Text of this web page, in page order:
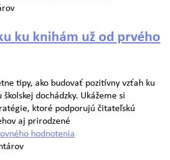
ku knihám už od prvého
tipy, ako budovať pozitívny vzťah ku
dochádzky. Ukážeme si
ktoré podporujú čitateľskú
aj prirodzené